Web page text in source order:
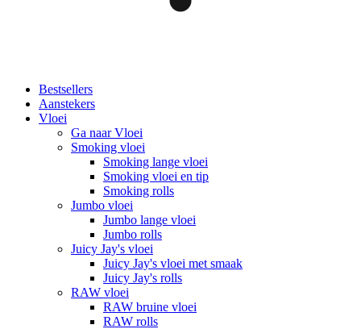
Bestsellers
Aanstekers
Vloei
Ga naar Vloei
Smoking vloei
Smoking lange vloei
Smoking vloei en tip
Smoking rolls
Jumbo vloei
Jumbo lange vloei
Jumbo rolls
Juicy Jay's vloei
Juicy Jay's vloei met smaak
Juicy Jay's rolls
RAW vloei
RAW bruine vloei
RAW rolls